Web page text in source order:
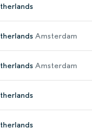
Amsterdam
Amsterdam